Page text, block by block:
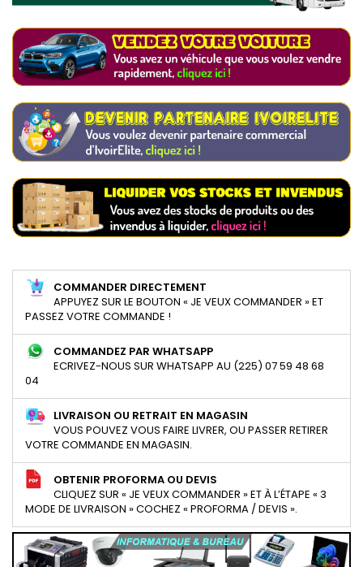
COMMANDER DIRECTEMENT
APPUYEZ SUR LE BOUTON « JE VEUX COMMANDER » ET
PASSEZ VOTRE COMMANDE !
COMMANDEZ PAR WHATSAPP
ECRIVEZ-NOUS SUR WHATSAPP AU (225) 07 59 48 68
04
LIVRAISON OU RETRAIT EN MAGASIN
VOUS POUVEZ VOUS FAIRE LIVRER, OU PASSER RETIRER
VOTRE COMMANDE EN MAGASIN.
OBTENIR PROFORMA OU DEVIS
CLIQUEZ SUR « JE VEUX COMMANDER » ET À L’ÉTAPE « 3
MODE DE LIVRAISON » COCHEZ « PROFORMA / DEVIS ».